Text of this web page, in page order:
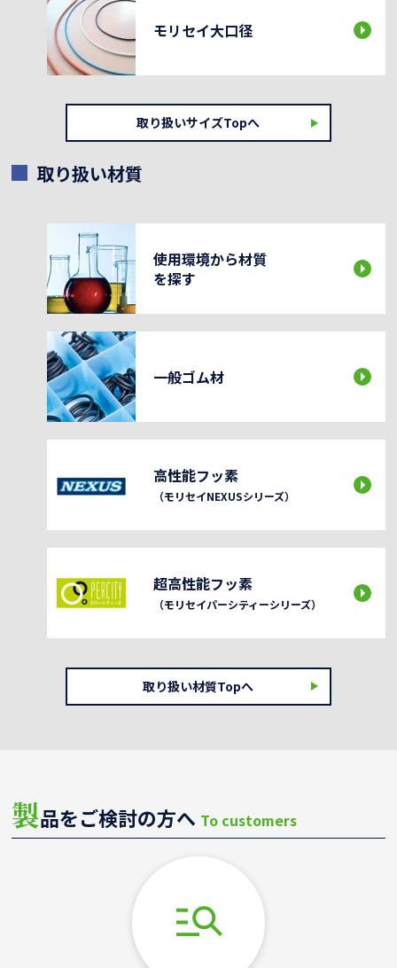
モリセイ大口径
取り扱いサイズTopへ
取り扱い材質
使用環境から材質
を探す
一般ゴム材
高性能フッ素
（モリセイNEXUSシリーズ）
超高性能フッ素
（モリセイパーシティーシリーズ）
取り扱い材質Topへ
製品をご検討の方へ To customers